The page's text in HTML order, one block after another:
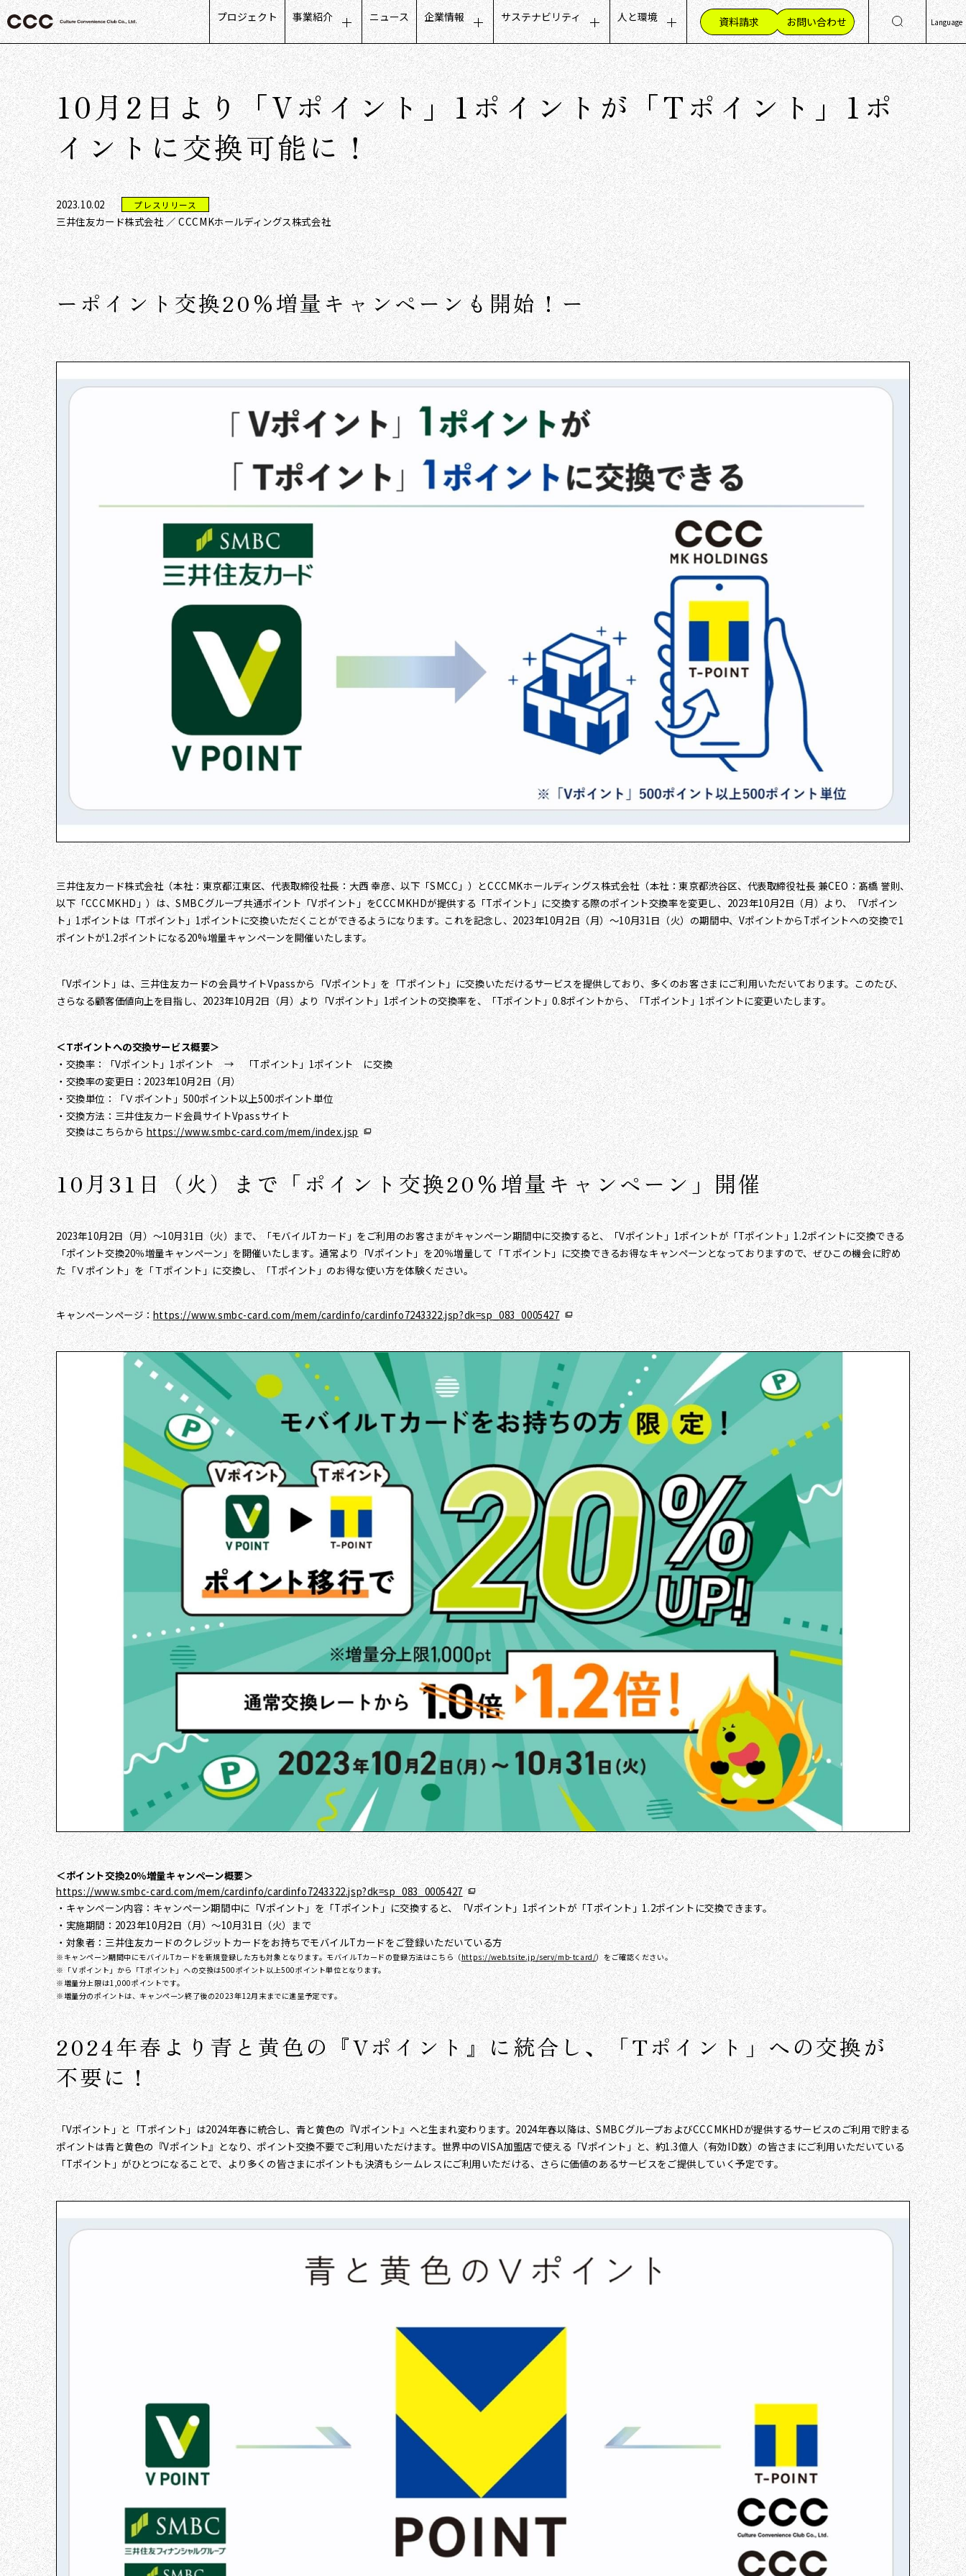
プロジェクト 事業紹介
カスタマーエクスペリエンス
リテールビジネス
ライフデザインビジネス
パートナーコミュニケーション
データベースマーケティング
ニュース 企業情報
トップメッセージ
会社概要
ミッション・ビジョン・価値観
グループ会社
役員構成
沿革
数字で見るCCC
サステナビリティ
サステナビリティに関するメッセージ
公平でインクルーシブな取り組み
地域社会との取り組み
ガバナンスについて
人と環境
募集職種（採用情報）
人材への想い
働く環境
社員の声
資料請求 お問い合わせ Language
日
简
繁
10月2日より「Vポイント」1ポイントが「Tポイント」1ポ
イントに交換可能に！
2023.10.02 プレスリリース
三井住友カード株式会社 ／ CCCMKホールディングス株式会社
ーポイント交換20％増量キャンペーンも開始！ー
三井住友カード株式会社（本社：東京都江東区、代表取締役社長：大西 幸彦、以下「SMCC」）とCCCMKホールディングス株式会社（本社：東京都渋谷区、代表取締役社長 兼CEO：髙橋 誉則、
以下「CCCMKHD」）は、SMBCグループ共通ポイント「Vポイント」をCCCMKHDが提供する「Tポイント」に交換する際のポイント交換率を変更し、2023年10月2日（月）より、「Vポイン
ト」1ポイントは「Tポイント」1ポイントに交換いただくことができるようになります。これを記念し、2023年10月2日（月）～10月31日（火）の期間中、VポイントからTポイントへの交換で1
ポイントが1.2ポイントになる20%増量キャンペーンを開催いたします。
「Vポイント」は、三井住友カードの会員サイトVpassから「Vポイント」を「Tポイント」に交換いただけるサービスを提供しており、多くのお客さまにご利用いただいております。このたび、
さらなる顧客価値向上を目指し、2023年10月2日（月）より「Vポイント」1ポイントの交換率を、「Tポイント」0.8ポイントから、「Tポイント」1ポイントに変更いたします。
＜Tポイントへの交換サービス概要＞
・交換率：「Vポイント」1ポイント → 「Tポイント」1ポイント に交換
・交換率の変更日：2023年10月2日（月）
・交換単位：「Ｖポイント」500ポイント以上500ポイント単位
・交換方法：三井住友カード会員サイトVpassサイト
交換はこちらからhttps://www.smbc-card.com/mem/index.jsp
10月31日（火）まで「ポイント交換20％増量キャンペーン」開催
2023年10月2日（月）～10月31日（火）まで、「モバイルTカード」をご利用のお客さまがキャンペーン期間中に交換すると、「Vポイント」1ポイントが「Tポイント」1.2ポイントに交換できる
「ポイント交換20％増量キャンペーン」を開催いたします。通常より「Vポイント」を20％増量して「Ｔポイント」に交換できるお得なキャンペーンとなっておりますので、ぜひこの機会に貯め
た「Ｖポイント」を「Ｔポイント」に交換し、「Tポイント」のお得な使い方を体験ください。
キャンペーンページ： https://www.smbc-card.com/mem/cardinfo/cardinfo7243322.jsp?dk=sp_083_0005427
＜ポイント交換20％増量キャンペーン概要＞
https://www.smbc-card.com/mem/cardinfo/cardinfo7243322.jsp?dk=sp_083_0005427
・キャンペーン内容：キャンペーン期間中に「Vポイント」を「Tポイント」に交換すると、「Vポイント」1ポイントが「Tポイント」1.2ポイントに交換できます。
・実施期間：2023年10月2日（月）～10月31日（火）まで
・対象者：三井住友カードのクレジットカードをお持ちでモバイルTカードをご登録いただいている方
※キャンペーン期間中にモバイルTカードを新規登録した方も対象となります。モバイルTカードの登録方法はこちら（https://web.tsite.jp/serv/mb-tcard/）をご確認ください。
※「Ｖポイント」から「Tポイント」への交換は500ポイント以上500ポイント単位となります。
※増量分上限は1,000ポイントです。
※増量分のポイントは、キャンペーン終了後の2023年12月末までに進呈予定です。
2024年春より青と黄色の『Vポイント』に統合し、「Tポイント」への交換が
不要に！
「Vポイント」と「Tポイント」は2024年春に統合し、青と黄色の『Vポイント』へと生まれ変わります。2024年春以降は、SMBCグループおよびCCCMKHDが提供するサービスのご利用で貯まる
ポイントは青と黄色の『Vポイント』となり、ポイント交換不要でご利用いただけます。世界中のVISA加盟店で使える「Vポイント」と、約1.3億人（有効ID数）の皆さまにご利用いただいている
「Tポイント」がひとつになることで、より多くの皆さまにポイントも決済もシームレスにご利用いただける、さらに価値のあるサービスをご提供していく予定です。